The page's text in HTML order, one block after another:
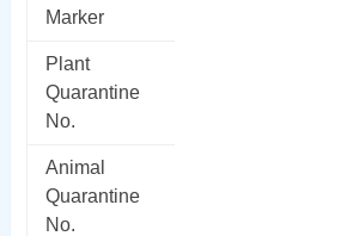
Marker
Plant
Quarantine
No.
Animal
Quarantine
No.